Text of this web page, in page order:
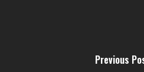
Previous